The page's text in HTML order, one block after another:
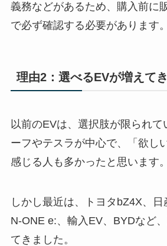
義務などがあるため、購入前に
で必ず確認する必要があります。
理由2：選べるEVが増えて
以前のEVは、選択肢が限られて
ーフやテスラが中心で、「欲し
感じる人も多かったと思います。
しかし最近は、トヨタbZ4X、
N-ONE e:、輸入EV、BYDなど
てきました。